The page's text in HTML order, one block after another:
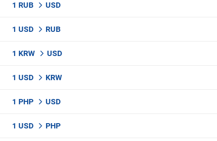
1 RUB USD
1 USD RUB
1 KRW USD
1 USD KRW
1 PHP USD
1 USD PHP